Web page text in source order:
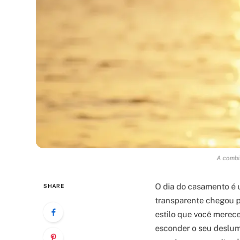
A
SHARE
O dia do casamento
transparente chegou
estilo que você
esconder o seu